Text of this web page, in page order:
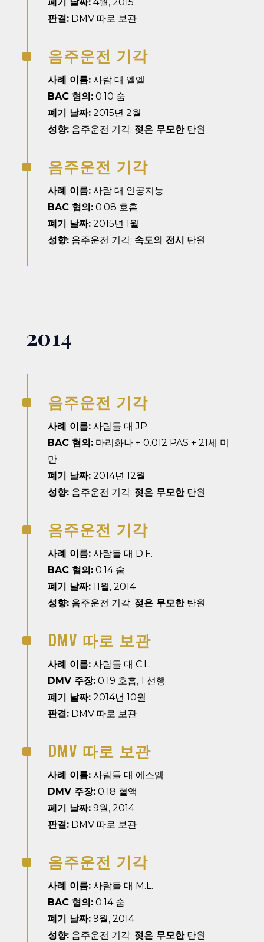
판결:DMV 따로 보관
^ 음주운전 기각
사례 이름:사람 대 엘엘
BAC 혐의:0.10 숨
폐기 날짜:2015년 2월
성향:음주운전 기각; 젖은 무모한탄원
^ 음주운전 기각
사례 이름:사람 대 인공지능
BAC 혐의:0.08 호흡
폐기 날짜:2015년 1월
성향:음주운전 기각; 속도의 전시 탄원
2014
^ 음주운전 기각
사례 이름:사람들 대 JP
BAC 혐의:마리화나 + 0.012 PAS + 21세 미
만
폐기 날짜:2014년 12월
성향:음주운전 기각; 젖은 무모한탄원
^ 음주운전 기각
사례 이름:사람들 대 D.F.
BAC 혐의:0.14 숨
폐기 날짜:11월, 2014
성향:음주운전 기각; 젖은 무모한탄원
^ DMV 따로 보관
사례 이름:사람들 대 C.L.
DMV 주장:0.19 호흡, 1 선행
폐기 날짜:2014년 10월
판결:DMV 따로 보관
^ DMV 따로 보관
사례 이름:사람들 대 에스엠
DMV 주장:0.18 혈액
폐기 날짜:9월, 2014
판결:DMV 따로 보관
^ 음주운전 기각
사례 이름:사람들 대 M.L.
BAC 혐의:0.14 숨
폐기 날짜:9월, 2014
성향:음주운전 기각; 젖은 무모한탄원